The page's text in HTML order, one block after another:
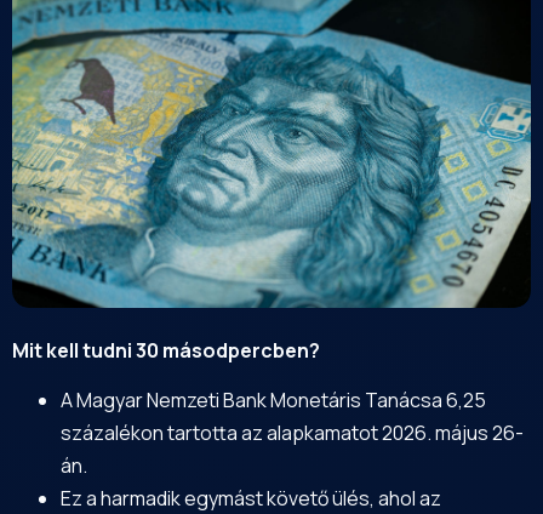
Mit kell tudni 30 másodpercben?
A Magyar Nemzeti Bank Monetáris Tanácsa 6,25
százalékon tartotta az alapkamatot 2026. május 26-
án.
Ez a harmadik egymást követő ülés, ahol az